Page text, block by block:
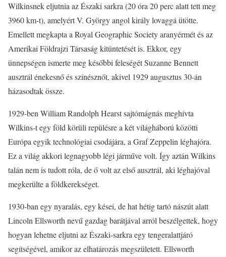
Wilkinsnek eljutnia az Északi sarkra (20 óra 20 perc alatt tett meg
3960 km-t), amelyért V. György angol király lovaggá ütötte.
Emellett megkapta a Royal Geographic Society aranyérmét és az
Amerikai Földrajzi Társaság kitüntetését is. Ekkor, egy
ünnepségen ismerte meg későbbi feleségét Suzanne Bennett
ausztrál énekesnő és színésznőt, akivel 1929 augusztus 30-án
házasodtak össze.
1929-ben William Randolph Hearst sajtómágnás meghívta
Wilkins-t egy föld körüli repülésre a két világháború közötti
Európa egyik technológiai csodájára, a Graf Zeppelin léghajóra.
Ez a világ akkori legnagyobb légi járműve volt. Így aztán Wilkins
talán nem is tudott róla, de ő volt az első ausztrál, aki léghajóval
megkerülte a földkerekséget.
1930-ban egy nyaralás, egy kései, de hat hétig tartó nászút alatt
Lincoln Ellsworth nevű gazdag barátjával arról beszélgettek, hogy
hogyan lehetne eljutni az Északi-sarkra egy tengeralattjáró
segítségével, amikor az elhatározás megszületett. Ellsworth